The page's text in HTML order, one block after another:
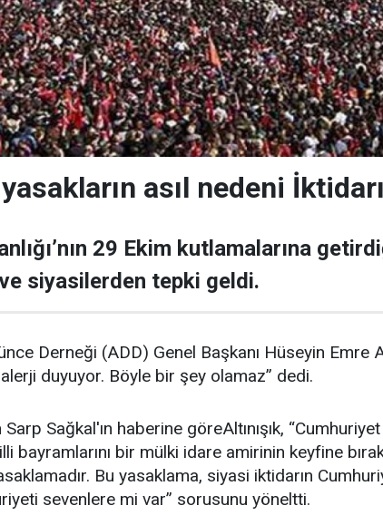
asıl nedeni
29 Ekim kutlamalarına
siyasilerden tepki geldi.
Derneği (ADD) Genel Başkanı Hüseyin Emre
duyuyor. Böyle bir şey olamaz” dedi.
Sağkal'ın haberine göreAltınışık,
bayramlarını bir mülki idare amirinin keyfine
Bu yasaklama, siyasi iktidarın
sevenlere mi var” sorusunu yöneltti.